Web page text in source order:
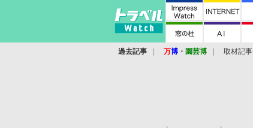
過去記事 万博 ・ 園芸博 取材記事